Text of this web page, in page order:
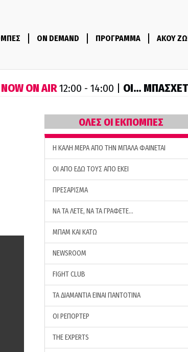
ON DEMAND ΠΡΟΓΡΑΜΜΑ ΑΚΟΥ
NOW ON AIR12:00 - 14:00 | ΟΙ…
ΟΛΕΣ ΟΙ ΕΚΠΟΜΠΕΣ
H ΚΑΛΗ ΜΕΡΑ ΑΠΟ ΤΗΝ ΜΠΑΛΑ ΦΑΙΝΕΤΑΙ
ΟΙ ΑΠΟ ΕΔΩ ΤΟΥΣ ΑΠΟ ΕΚΕΙ
ΠΡΕΣΑΡΙΣΜΑ
ΝΑ ΤΑ ΛΕΤΕ, ΝΑ ΤΑ ΓΡΑΦΕΤΕ…
ΜΠΑΜ ΚΑΙ ΚΑΤΩ
NEWSROOM
FIGHT CLUB
ΤΑ ΔΙΑΜΑΝΤΙΑ ΕΙΝΑΙ ΠΑΝΤΟΤΙΝΑ
ΟΙ ΡΕΠΟΡΤΕΡ
THE EXPERTS